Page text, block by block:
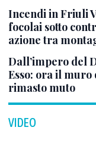
Incendi in Friuli
focolai sotto
azione tra
Dall’impero del
Esso: ora il
rimasto muto
VIDEO